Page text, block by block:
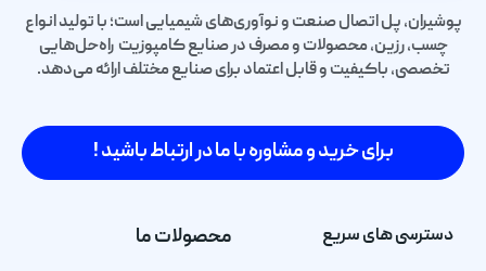
پوشیران، پل اتصال صنعت و نوآوری‌های شیمیایی است؛ با تولید انواع
چسب، رزین، محصولات و مصرف در صنایع کامپوزیت راه‌حل‌هایی
تخصصی، باکیفیت و قابل اعتماد برای صنایع مختلف ارائه می‌دهد.
برای خرید و مشاوره با ما در ارتباط باشید !
دسترسی های سریع محصولات ما